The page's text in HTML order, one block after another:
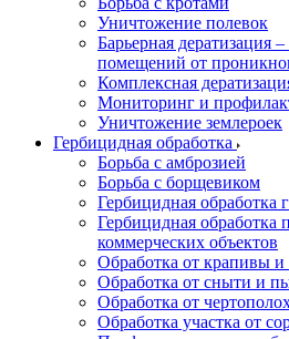
Уничтожение полевок
Барьерная дератизация
помещений от
Комплексная
Мониторинг и
Уничтожение землероек
Гербицидная обработка
Борьба с амброзией
Борьба с борщевиком
Гербицидная обработка
Гербицидная
коммерческих объектов
Обработка от крапивы и
Обработка от сныти и
Обработка от
Обработка участка от